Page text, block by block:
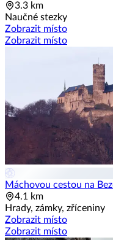
3.3 km
Naučné stezky
Zobrazit místo
Zobrazit místo
Máchovou cestou na
4.1 km
Hrady, zámky, zříceniny
Zobrazit místo
Zobrazit místo